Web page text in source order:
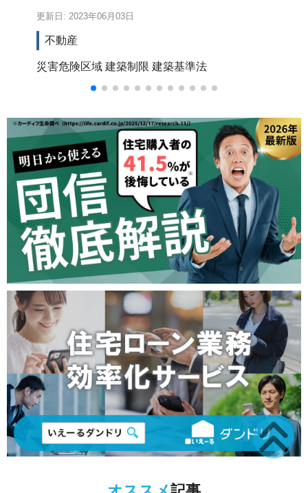
更新日: 2023年06月03日
不動産
災害危険区域 建築制限 建築基準法